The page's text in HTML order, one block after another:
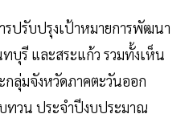
ปรับปรุงเป้าหมายการพัฒนา
บุรี และสระแก้ว รวมทั้งเห็น
ลุ่มจังหวัดภาคตะวันออก
วน ประจำปีงบประมาณ